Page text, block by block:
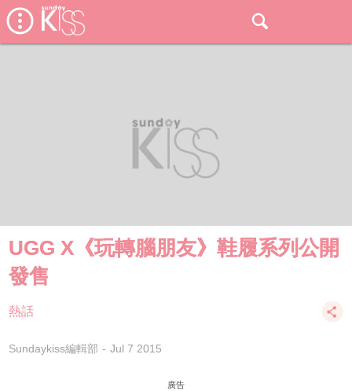
UGG X《玩轉腦朋友》鞋履系列公開
發售
熱話
Sundaykiss編輯部 Jul 7 2015
廣告